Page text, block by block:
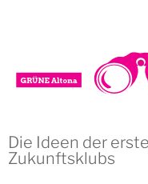
Die Ideen der
Zukunftsklubs